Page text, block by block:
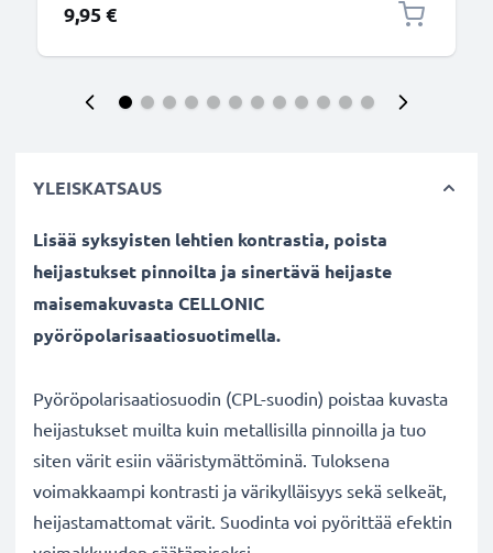
9,95 €
YLEISKATSAUS
Lisää syksyisten lehtien kontrastia, poista
heijastukset pinnoilta ja sinertävä heijaste
maisemakuvasta CELLONIC
pyöröpolarisaatiosuotimella.
Pyöröpolarisaatiosuodin (CPL-suodin) poistaa kuvasta
heijastukset muilta kuin metallisilla pinnoilla ja tuo
siten värit esiin vääristymättöminä. Tuloksena
voimakkaampi kontrasti ja värikylläisyys sekä selkeät,
heijastamattomat värit. Suodinta voi pyörittää efektin